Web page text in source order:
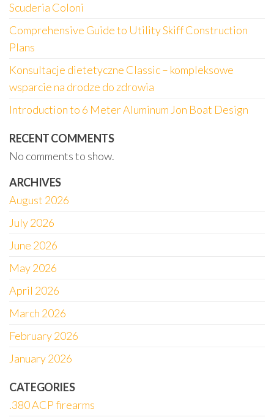
Scuderia Coloni
Comprehensive Guide to Utility Skiff Construction
Plans
Konsultacje dietetyczne Classic – kompleksowe
wsparcie na drodze do zdrowia
Introduction to 6 Meter Aluminum Jon Boat Design
RECENT COMMENTS
No comments to show.
ARCHIVES
August 2026
July 2026
June 2026
May 2026
April 2026
March 2026
February 2026
January 2026
CATEGORIES
.380 ACP firearms